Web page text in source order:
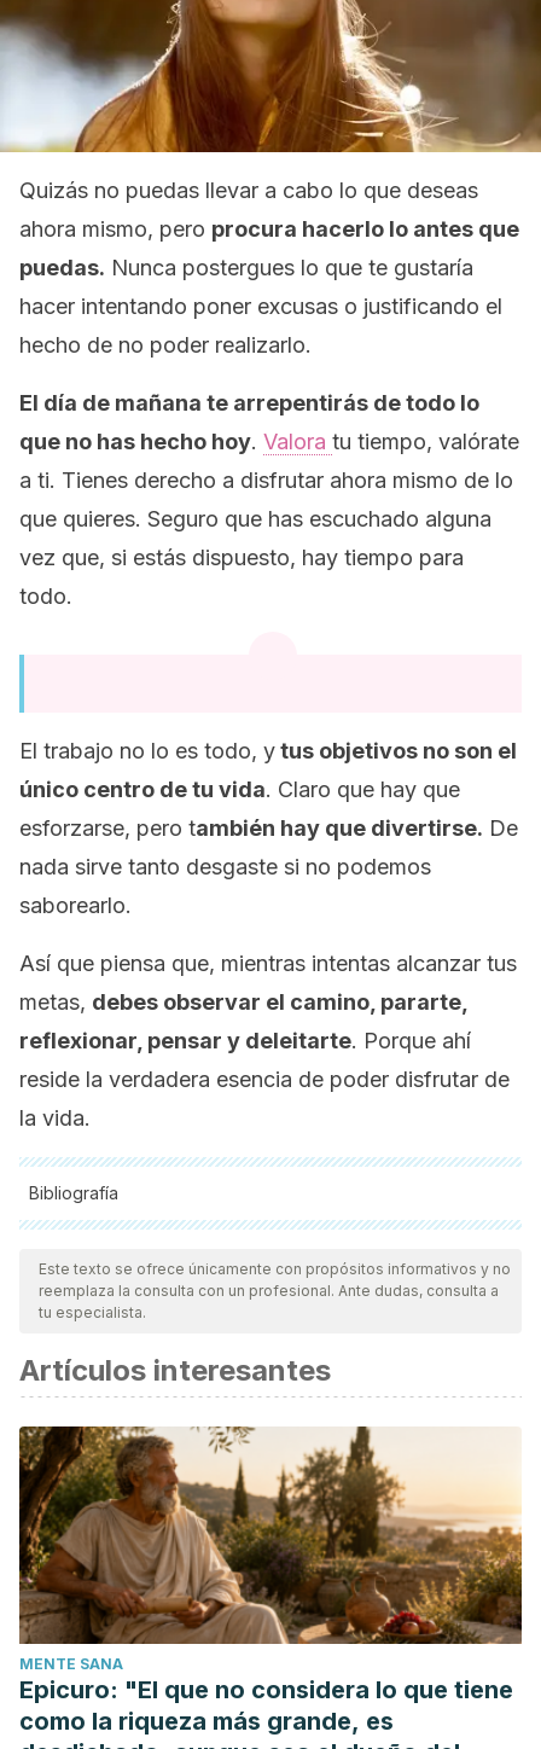
Quizás no puedas llevar a cabo lo que deseas
ahora mismo, pero procura hacerlo lo antes que
puedas. Nunca postergues lo que te gustaría
hacer intentando poner excusas o justificando el
hecho de no poder realizarlo.
El día de mañana te arrepentirás de todo lo
que no has hecho hoy. Valora tu tiempo, valórate
a ti. Tienes derecho a disfrutar ahora mismo de lo
que quieres. Seguro que has escuchado alguna
vez que, si estás dispuesto, hay tiempo para
todo.
El trabajo no lo es todo, ytus objetivos no son el
único centro de tu vida. Claro que hay que
esforzarse, pero también hay que divertirse. De
nada sirve tanto desgaste si no podemos
saborearlo.
Así que piensa que, mientras intentas alcanzar tus
metas, debes observar el camino, pararte,
reflexionar, pensar y deleitarte. Porque ahí
reside la verdadera esencia de poder disfrutar de
la vida.
Bibliografía
Todas las fuentes citadas fueron revisadas a profundidad por
nuestro equipo, para asegurar su calidad, confiabilidad,
vigencia y validez.La bibliografía de este artículo fue
científica.
Solís Zepeda, M. L., & Fontanille, J. (2012). El sosiego ritual.
Tópicos Del Seminario.
Este texto se ofrece únicamente con propósitos informativos y no
reemplaza la consulta con un profesional. Ante dudas, consulta a
tu especialista.
Artículos interesantes
MENTE SANA
Epicuro: "El que no considera lo que tiene
como la riqueza más grande, es